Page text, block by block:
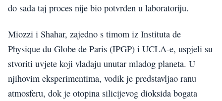
do sada taj proces nije bio potvrđen u laboratoriju.
Miozzi i Shahar, zajedno s timom iz Instituta de
Physique du Globe de Paris (IPGP) i UCLA-e, uspjeli su
stvoriti uvjete koji vladaju unutar mladog planeta. U
njihovim eksperimentima, vodik je predstavljao ranu
atmosferu, dok je otopina silicijevog dioksida bogata